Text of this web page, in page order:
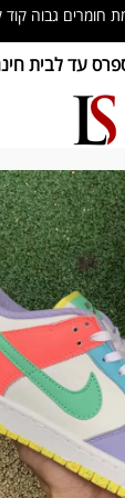
עד לבית